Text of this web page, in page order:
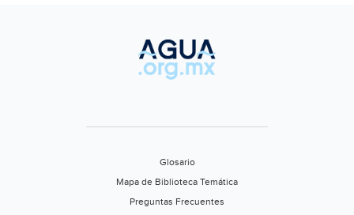
Glosario
Mapa de Biblioteca Temática
Preguntas Frecuentes